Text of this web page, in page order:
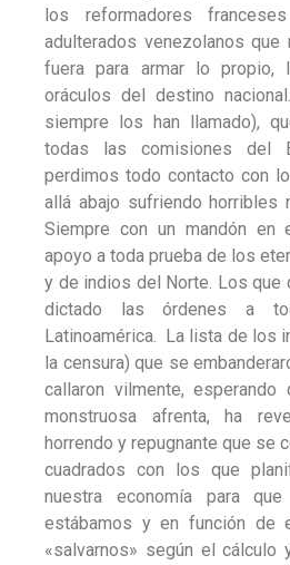
los reformadores
adulterados venezolanos que
fuera para armar lo propio,
oráculos del destino
siempre los han llamado),
todas las comisiones del
perdimos todo contacto con
allá abajo sufriendo horribles
Siempre con un mandón en
apoyo a toda prueba de los
y de indios del Norte. Los que
dictado las órdenes a
Latinoamérica. La lista de los
la censura) que se
callaron vilmente,
monstruosa afrenta, ha
horrendo y repugnante que se
cuadrados con los que
nuestra economía para
estábamos y en función de
«salvarnos» según el